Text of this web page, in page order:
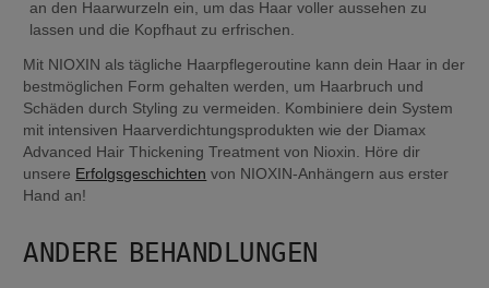
an den Haarwurzeln ein, um das Haar voller aussehen zu
lassen und die Kopfhaut zu erfrischen.
Mit NIOXIN als tägliche Haarpflegeroutine kann dein Haar in der
bestmöglichen Form gehalten werden, um Haarbruch und
Schäden durch Styling zu vermeiden. Kombiniere dein System
mit intensiven Haarverdichtungsprodukten wie der Diamax
Advanced Hair Thickening Treatment von Nioxin. Höre dir
unsere Erfolgsgeschichten von NIOXIN-Anhängern aus erster
Hand an!
ANDERE BEHANDLUNGEN